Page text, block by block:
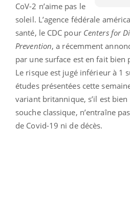
CoV-2 n’aime pas le
soleil. L’agence fédérale
santé, le CDC pour Centers for
Prevention, a récemment
par une surface est en fait bien
Le risque est jugé inférieur à 1
études présentées cette
variant britannique, s’il est
souche classique, n’entraîne
de Covid-19 ni de décès.